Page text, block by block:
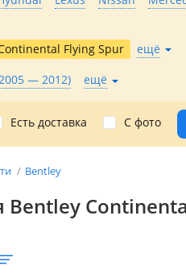
Flying Spur ещё
— 2012) ещё
Есть доставка С фото
Bentley
Bentley